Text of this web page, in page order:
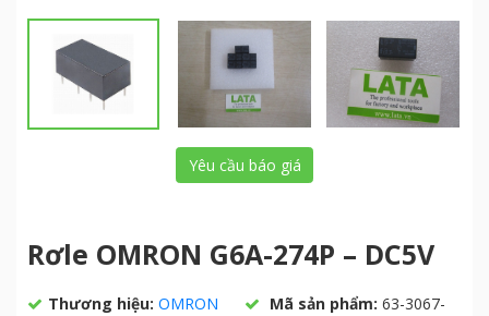
Yêu cầu báo giá
Rơle OMRON G6A-274P – DC5V
Thương hiệu: OMRON Mã sản phẩm: 63-3067-